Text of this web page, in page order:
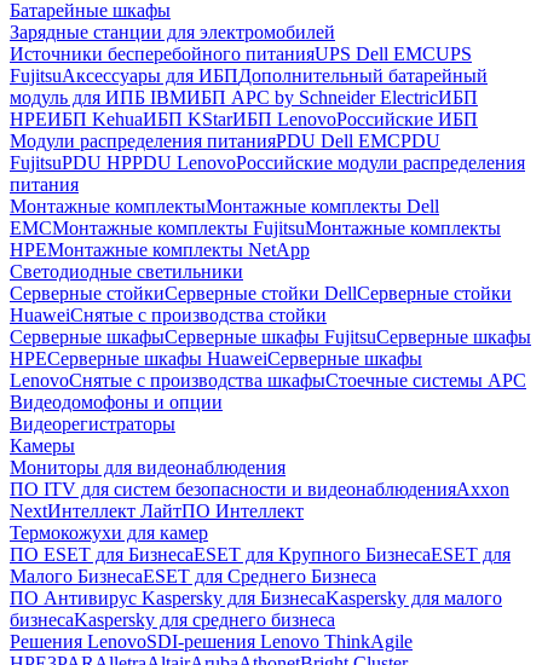
Батарейные шкафы
Зарядные станции для электромобилей
Источники бесперебойного питанияUPS Dell EMCUPS
FujitsuАксессуары для ИБПДополнительный батарейный
модуль для ИПБ IBMИБП APC by Schneider ElectricИБП
HPEИБП KehuaИБП KStarИБП LenovoРоссийские ИБП
Модули распределения питанияPDU Dell EMCPDU
FujitsuPDU HPPDU LenovoРоссийские модули распределения
питания
Монтажные комплектыМонтажные комплекты Dell
EMCМонтажные комплекты FujitsuМонтажные комплекты
HPEМонтажные комплекты NetApp
Светодиодные светильники
Серверные стойкиСерверные стойки DellСерверные стойки
HuaweiСнятые с производства стойки
Серверные шкафыСерверные шкафы FujitsuСерверные шкафы
HPEСерверные шкафы HuaweiСерверные шкафы
LenovoСнятые с производства шкафыСтоечные системы APC
Видеодомофоны и опции
Видеорегистраторы
Камеры
Мониторы для видеонаблюдения
ПО ITV для систем безопасности и видеонаблюденияAxxon
NextИнтеллект ЛайтПО Интеллект
Термокожухи для камер
ПО ESET для БизнесаESET для Крупного БизнесаESET для
Малого БизнесаESET для Среднего Бизнеса
ПО Антивирус Kaspersky для БизнесаKaspersky для малого
бизнесаKaspersky для среднего бизнеса
Решения LenovoSDI-решения Lenovo ThinkAgile